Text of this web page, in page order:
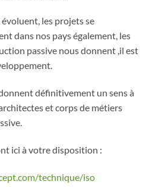
les projets se
dans nos pays également, les
passive nous donnent ,il est
définitivement un sens à
et corps de métiers
ici à votre disposition :
technique/iso